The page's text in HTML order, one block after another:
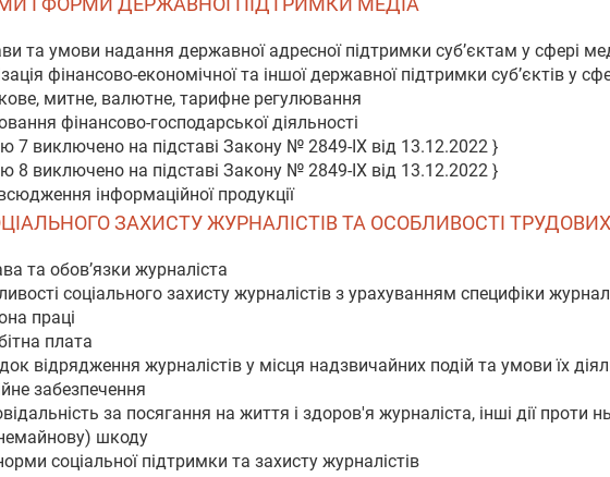
та умови надання державної адресної підтримки суб’єктам у сфері
фінансово-економічної та іншої державної підтримки суб’єктів у
митне, валютне, тарифне регулювання
фінансово-господарської діяльності
7 виключено на підставі Закону № 2849-IX від 13.12.2022 }
8 виключено на підставі Закону № 2849-IX від 13.12.2022 }
інформаційної продукції
ЗАХИСТУ ЖУРНАЛІСТІВ ТА ОСОБЛИВОСТІ
та обов’язки журналіста
соціального захисту журналістів з урахуванням специфіки
праці
плата
відрядження журналістів у місця надзвичайних подій та умови їх
забезпечення
за посягання на життя і здоров'я журналіста, інші дії проти
шкоду
соціальної підтримки та захисту журналістів